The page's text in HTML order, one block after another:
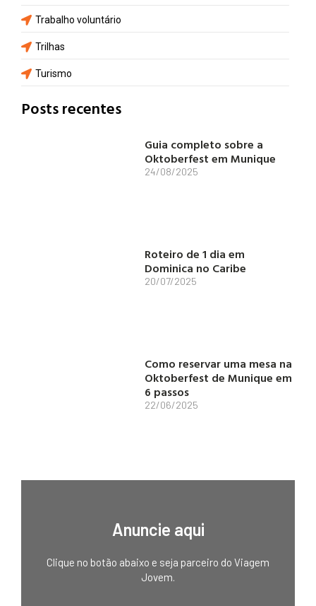
Trabalho voluntário
Trilhas
Turismo
Posts recentes
Guia completo sobre a
Oktoberfest em Munique
24/08/2025
Roteiro de 1 dia em
Dominica no Caribe
20/07/2025
Como reservar uma mesa na
Oktoberfest de Munique em
6 passos
22/06/2025
Anuncie aqui
Clique no botão abaixo e seja parceiro do Viagem
Jovem.